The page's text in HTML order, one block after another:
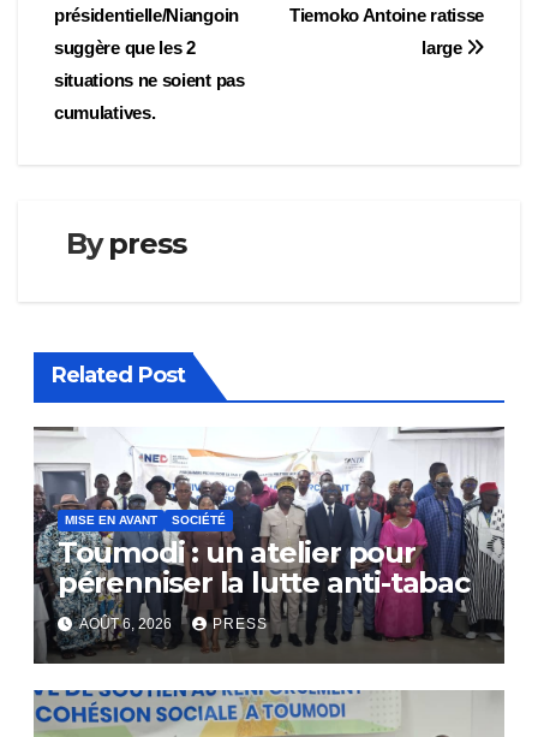
l’article
Tiemoko Antoine ratisse
large
présidentielle/Niangoin
suggère que les 2
situations ne soient pas
cumulatives.
Bypress
Related Post
MISE EN AVANT SOCIÉTÉ
Toumodi : un atelier pour
pérenniser la lutte anti-tabac
AOÛT 6, 2026 PRESS